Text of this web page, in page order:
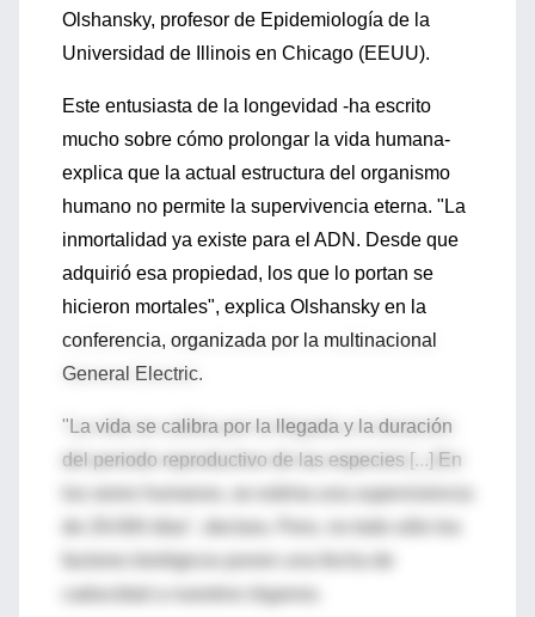
Olshansky, profesor de Epidemiología de la
Universidad de Illinois en Chicago (EEUU).
Este entusiasta de la longevidad -ha escrito
mucho sobre cómo prolongar la vida humana-
explica que la actual estructura del organismo
humano no permite la supervivencia eterna. "La
inmortalidad ya existe para el ADN. Desde que
adquirió esa propiedad, los que lo portan se
hicieron mortales", explica Olshansky en la
conferencia, organizada por la multinacional
General Electric.
"La vida se calibra por la llegada y la duración
del periodo reproductivo de las especies [...] En
los seres humanos, se estima una supervivencia
factores biológicos ponen una fecha de
caducidad a nuestros órganos.